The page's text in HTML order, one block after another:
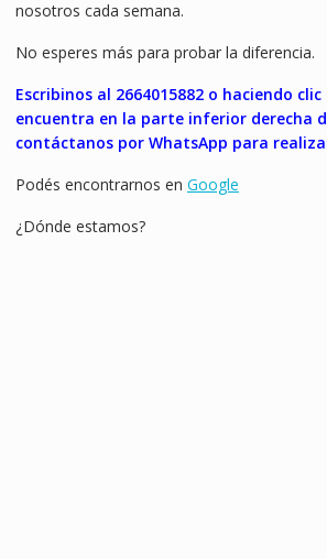
nosotros cada semana.
No esperes más para probar la diferencia.
Escribinos al 2664015882 o haciendo
encuentra en la parte inferior derecha
contáctanos por WhatsApp para
Podés encontrarnos en Google
¿Dónde estamos?